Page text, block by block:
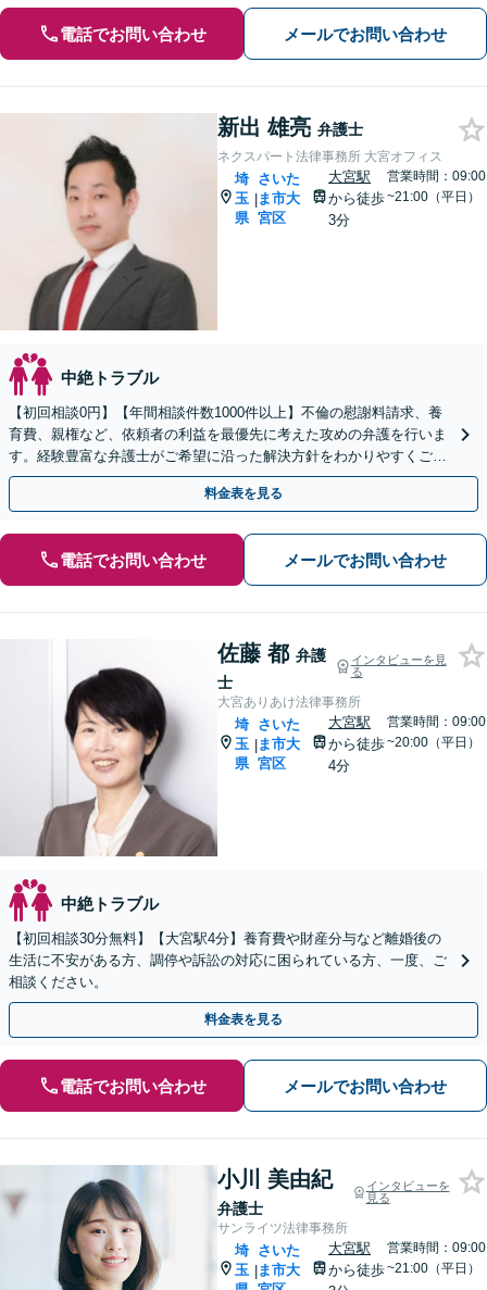
電話でお問い合わせ メールでお問い合わせ
新出 雄亮 弁護士
ネクスパート法律事務所 大宮オフィス
埼
玉
県
|
さいた
ま市大
宮区
大宮駅
から徒歩
3分
営業時間：09:00
~21:00（平日）
中絶トラブル
【初回相談0円】【年間相談件数1000件以上】不倫の慰謝料請求、養
育費、親権など、依頼者の利益を最優先に考えた攻めの弁護を行いま
す。経験豊富な弁護士がご希望に沿った解決方針をわかりやすくご提
案します。お気軽にお問合せ下さい。
料金表を見る
電話でお問い合わせ メールでお問い合わせ
佐藤 都 弁護
士
インタビューを見
る
大宮ありあけ法律事務所
埼
玉
県
|
さいた
ま市大
宮区
大宮駅
から徒歩
4分
営業時間：09:00
~20:00（平日）
中絶トラブル
【初回相談30分無料】【大宮駅4分】養育費や財産分与など離婚後の
生活に不安がある方、調停や訴訟の対応に困られている方、一度、ご
相談ください。
料金表を見る
電話でお問い合わせ メールでお問い合わせ
小川 美由紀
弁護士
インタビューを
見る
サンライツ法律事務所
埼
玉 |
さいた
ま市大
大宮駅
から徒歩
営業時間：09:00
~21:00（平日）